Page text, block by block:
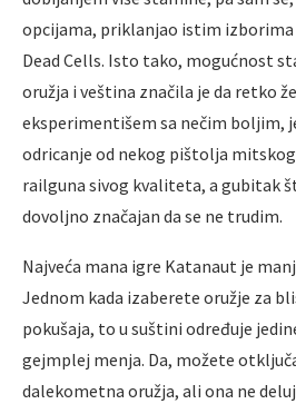
opcijama, priklanjao istim izborima
Dead Cells. Isto tako, mogućnost
oružja i veština značila je da retko
eksperimentišem sa nečim boljim,
odricanje od nekog pištolja
railguna sivog kvaliteta, a gubitak
dovoljno značajan da se ne trudim.
Najveća mana igre Katanaut je
Jednom kada izaberete oružje za
pokušaja, to u suštini određuje
gejmplej menja. Da, možete
dalekometna oružja, ali ona ne